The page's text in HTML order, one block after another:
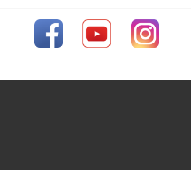
FacebookYouTube